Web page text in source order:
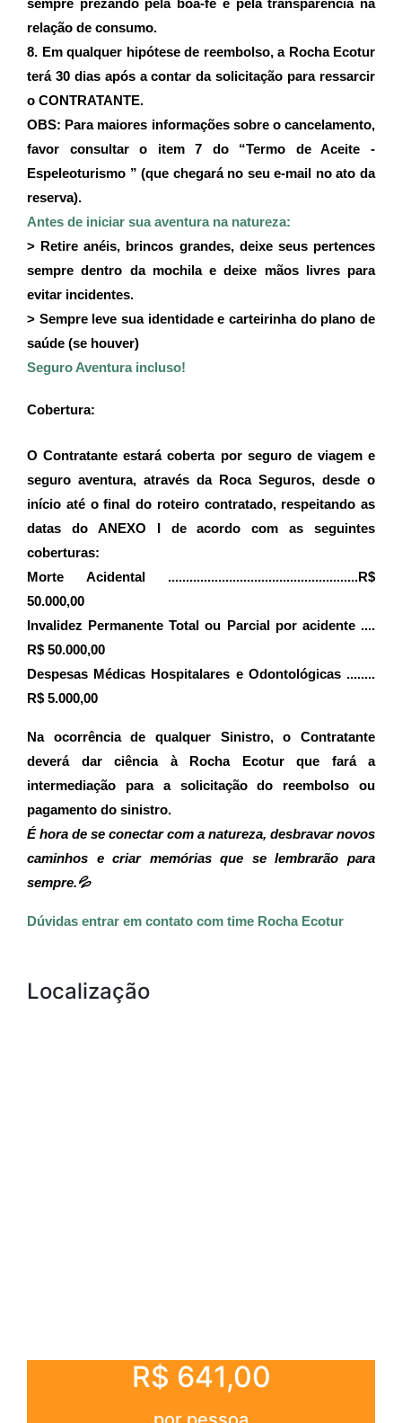
sempre prezando pela boa-fé e pela transparência na
relação de consumo.
8. Em qualquer hipótese de reembolso, a Rocha Ecotur
terá 30 dias após a contar da solicitação para ressarcir
o CONTRATANTE.
OBS: Para maiores informações sobre o cancelamento,
favor consultar o item 7 do “Termo de Aceite -
Espeleoturismo ” (que chegará no seu e-mail no ato da
reserva).
Antes de iniciar sua aventura na natureza:
> Retire anéis, brincos grandes, deixe seus pertences
sempre dentro da mochila e deixe mãos livres para
evitar incidentes.
> Sempre leve sua identidade e carteirinha do plano de
saúde (se houver)
Seguro Aventura incluso!
Cobertura:
O Contratante estará coberta por seguro de viagem e
seguro aventura, através da Roca Seguros, desde o
início até o final do roteiro contratado, respeitando as
datas do ANEXO I de acordo com as seguintes
coberturas:
Morte Acidental .....................................................R$
50.000,00
Invalidez Permanente Total ou Parcial por acidente ....
R$ 50.000,00
Despesas Médicas Hospitalares e Odontológicas ........
R$ 5.000,00
Na ocorrência de qualquer Sinistro, o Contratante
deverá dar ciência à Rocha Ecotur que fará a
intermediação para a solicitação do reembolso ou
pagamento do sinistro.
É hora de se conectar com a natureza, desbravar novos
caminhos e criar memórias que se lembrarão para
sempre.💦
Dúvidas entrar em contato com time Rocha Ecotur
Localização
R$ 641,00